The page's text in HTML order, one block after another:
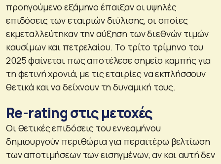
προηγούμενο εξάμηνο έπαιξαν οι υψηλές
επιδόσεις των εταιριών διύλισης, οι οποίες
εκμεταλλεύτηκαν την αύξηση των διεθνών τιμών
καυσίμων και πετρελαίου. Το τρίτο τρίμηνο του
2025 φαίνεται πως αποτέλεσε σημείο καμπής για
τη φετινή χρονιά, με τις εταιρίες να εκπλήσσουν
θετικά και να δείχνουν τη δυναμική τους.
Re-rating στις μετοχές
Οι θετικές επιδόσεις του εννεαμήνου
δημιουργούν περιθώρια για περαιτέρω βελτίωση
των αποτιμήσεων των εισηγμένων, αν και αυτή δεν